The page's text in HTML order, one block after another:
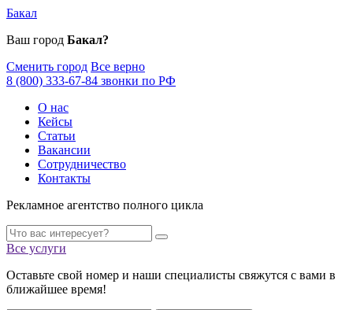
Бакал
Ваш город Бакал?
Сменить город Все верно
8 (800) 333-67-84 звонки по РФ
О нас
Кейсы
Статьи
Вакансии
Сотрудничество
Контакты
Рекламное агентство полного цикла
Все услуги
Оставьте свой номер и наши специалисты свяжутся с вами в
ближайшее время!